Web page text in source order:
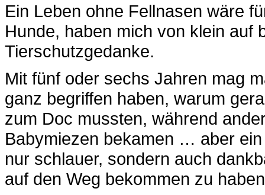
Ein Leben ohne Fellnasen wäre
Hunde, haben mich von klein auf
Tierschutzgedanke.
Mit fünf oder sechs Jahren mag
ganz begriffen haben, warum
zum Doc mussten, während
Babymiezen bekamen … aber
nur schlauer, sondern auch
auf den Weg bekommen zu